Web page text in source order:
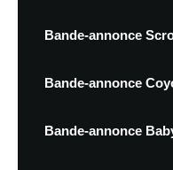
Bande-annonce
Bande-annonce
Bande-annonce